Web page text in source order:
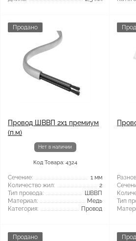
Продано
Провод ШВВП 2x1 премиум
(п.м)
Нет в наличии
Код Товара: 4324
Сечение:
1 мм
Количество жил:
2
Тип провода:
ШВВП
Материал:
Медь
Категория:
Провод
Тип
Продано